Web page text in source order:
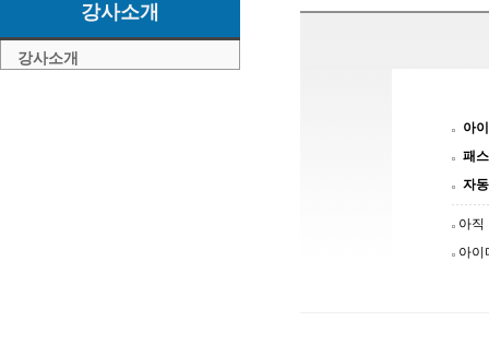
강사소개
강사소개
아
패
자
아
아